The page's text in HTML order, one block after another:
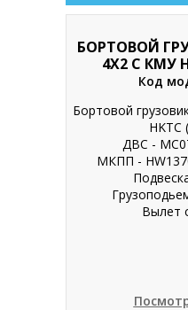
БОРТОВОЙ
4X2 С КМУ
Код
Бортовой
HKTC
ДВС -
МКПП -
Вылет